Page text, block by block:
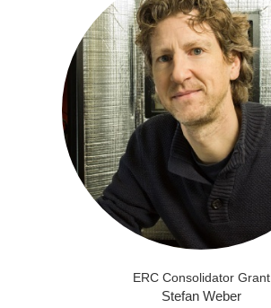
ERC Consolidator Grant
Stefan Weber